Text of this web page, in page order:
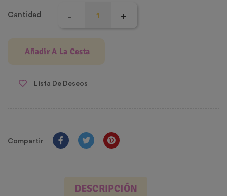
Cantidad
Añadir A La Cesta
Lista De Deseos
Compartir
DESCRIPCIÓN